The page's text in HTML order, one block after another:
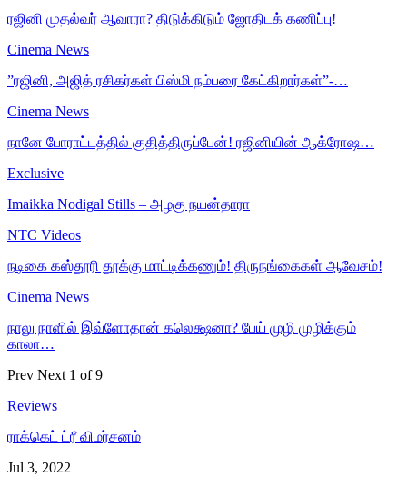
ரஜினி முதல்வர் ஆவாரா? திடுக்கிடும் ஜோதிடக் கணிப்பு!
Cinema News
”ரஜினி, அஜித் ரசிகர்கள் பிஸ்மி நம்பரை கேட்கிறார்கள்”-…
Cinema News
நானே போராட்டத்தில் குதித்திருப்பேன்! ரஜினியின் ஆக்ரோஷ…
Exclusive
Imaikka Nodigal Stills – அழகு நயன்தாரா
NTC Videos
நடிகை கஸ்தூரி தூக்கு மாட்டிக்கணும்! திருநங்கைகள் ஆவேசம்!
Cinema News
நாலு நாளில் இவ்ளோதான் கலெக்ஷனா? பேய் முழி முழிக்கும்
காலா…
Prev Next 1 of 9
Reviews
ராக்கெட் ட்ரீ விமர்சனம்
Jul 3, 2022